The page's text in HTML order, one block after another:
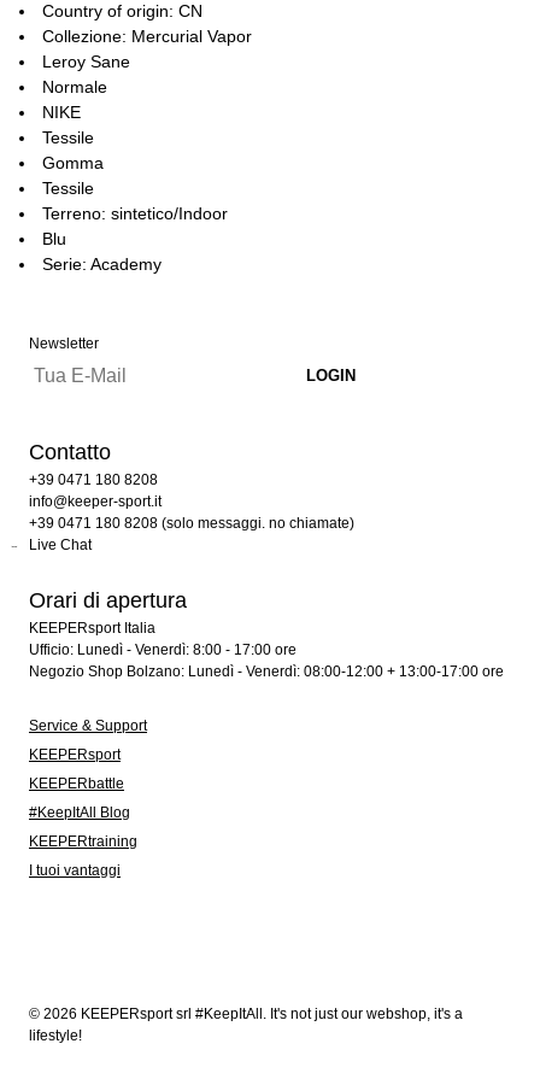
Country of origin: CN
Collezione: Mercurial Vapor
Leroy Sane
Normale
NIKE
Tessile
Gomma
Tessile
Terreno: sintetico/Indoor
Blu
Serie: Academy
Newsletter
Contatto
+39 0471 180 8208
info@keeper-sport.it
+39 0471 180 8208 (solo messaggi. no chiamate)
Live Chat
Orari di apertura
KEEPERsport Italia
Ufficio: Lunedì - Venerdì: 8:00 - 17:00 ore
Negozio Shop Bolzano: Lunedì - Venerdì: 08:00-12:00 + 13:00-17:00 ore
Service & Support
KEEPERsport
KEEPERbattle
#KeepItAll Blog
KEEPERtraining
I tuoi vantaggi
© 2026 KEEPERsport srl #KeepItAll. It's not just our webshop, it's a
lifestyle!